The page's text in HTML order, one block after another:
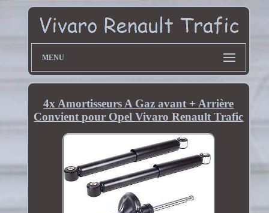
MENU
4x Amortisseurs A Gaz avant + Arrière
Convient pour Opel Vivaro Renault Trafic